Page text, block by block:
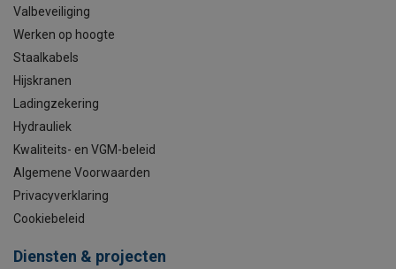
Valbeveiliging
Werken op hoogte
Staalkabels
Hijskranen
Ladingzekering
Hydrauliek
Kwaliteits- en VGM-beleid
Algemene Voorwaarden
Privacyverklaring
Cookiebeleid
Diensten & projecten